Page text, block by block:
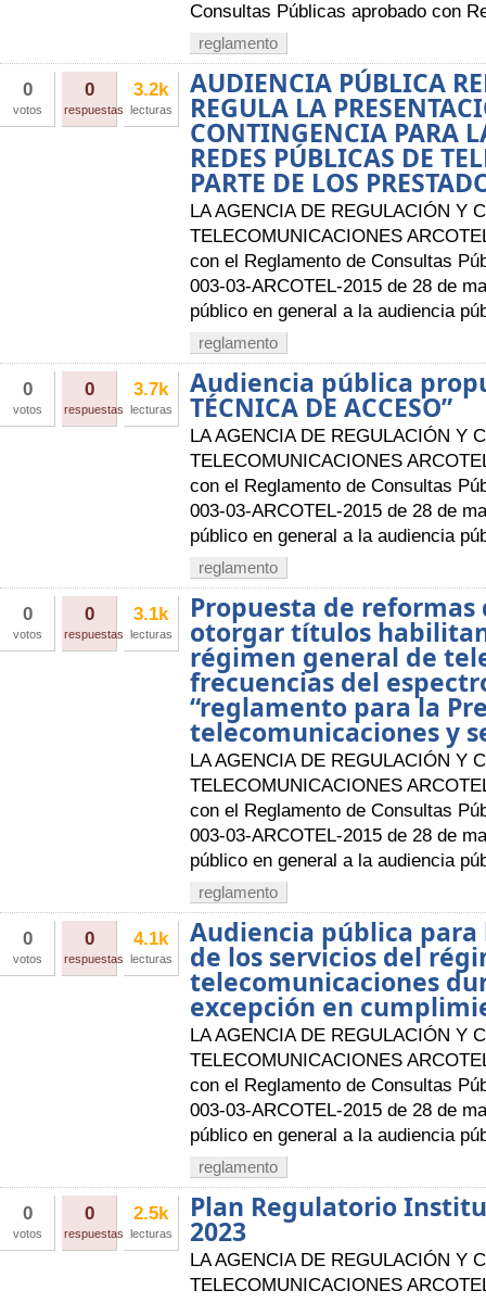
Consultas Públicas aprobado con
reglamento
0
votos
0
respuestas
3.2k
lecturas
AUDIENCIA PÚBLICA
REGULA LA
CONTINGENCIA PARA
REDES PÚBLICAS DE
PARTE DE LOS
LA AGENCIA DE REGULACIÓN Y
TELECOMUNICACIONES
con el Reglamento de Consultas
003-03-ARCOTEL-2015 de 28 de
público en general a la audiencia
reglamento
0
votos
0
respuestas
3.7k
lecturas
Audiencia pública
TÉCNICA DE ACCESO”
LA AGENCIA DE REGULACIÓN Y
TELECOMUNICACIONES
con el Reglamento de Consultas
003-03-ARCOTEL-2015 de 28 de
público en general a la audiencia
reglamento
0
votos
0
respuestas
3.1k
lecturas
Propuesta de
otorgar títulos
régimen general de
frecuencias del
“reglamento para la
telecomunicaciones y
LA AGENCIA DE REGULACIÓN Y
TELECOMUNICACIONES
con el Reglamento de Consultas
003-03-ARCOTEL-2015 de 28 de
público en general a la audiencia
reglamento
0
votos
0
respuestas
4.1k
lecturas
Audiencia pública
de los servicios del
telecomunicaciones
excepción en
LA AGENCIA DE REGULACIÓN Y
TELECOMUNICACIONES
con el Reglamento de Consultas
003-03-ARCOTEL-2015 de 28 de
público en general a la audiencia
reglamento
0
votos
0
respuestas
2.5k
lecturas
Plan Regulatorio
2023
LA AGENCIA DE REGULACIÓN Y
TELECOMUNICACIONES